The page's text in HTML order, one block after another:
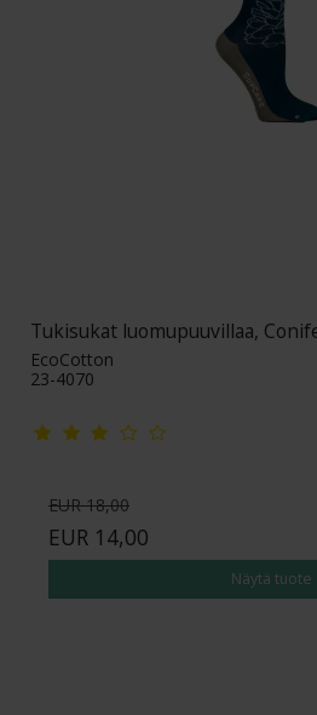
Tukisukat luomupuuvillaa,
EcoCotton
23-4070
EUR 18,00
EUR 14,00
Näytä tuote